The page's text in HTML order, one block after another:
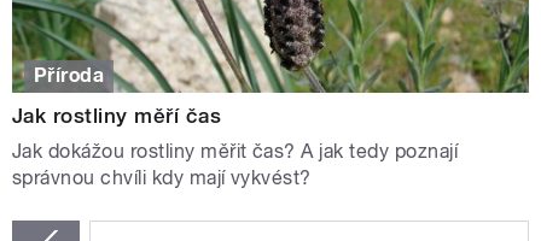
Příroda
Jak rostliny měří čas
Jak dokážou rostliny měřit čas? A jak tedy poznají
správnou chvíli kdy mají vykvést?